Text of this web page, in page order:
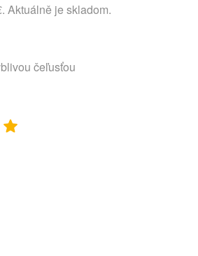
Aktuálně je skladom.
čeľusťou